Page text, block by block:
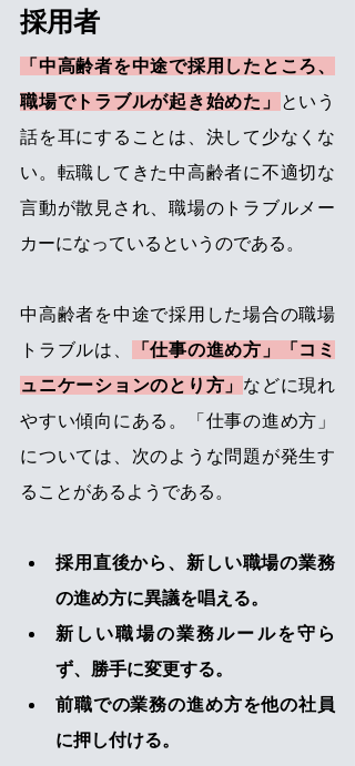
採用者
「中高齢者を中途で採用したところ、
職場でトラブルが起き始めた」
という
話を耳にすることは、決して少なくな
い。転職してきた中高齢者に不適切な
言動が散見され、職場のトラブルメー
カーになっているというのである。
中高齢者を中途で採用した場合の職場
トラブルは、
「仕事の進め方」「コミ
ュニケーションのとり方」 などに現れ
やすい傾向にある。「仕事の進め方」
については、次のような問題が発生す
ることがあるようである。
採用直後から、新しい職場の業務
の進め方に異議を唱える。
新しい職場の業務ルールを守ら
ず、勝手に変更する。
前職での業務の進め方を他の社員
に押し付ける。